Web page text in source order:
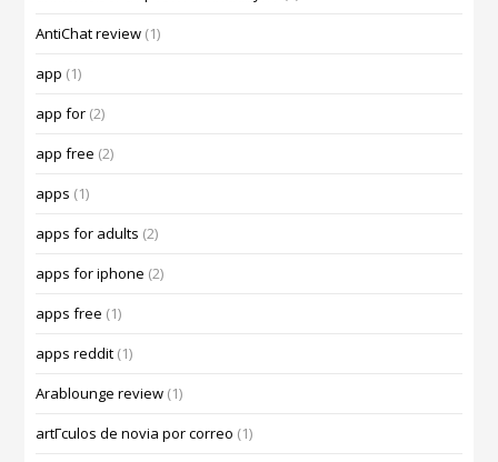
AntiChat review (1)
app (1)
app for (2)
app free (2)
apps (1)
apps for adults (2)
apps for iphone (2)
apps free (1)
apps reddit (1)
Arablounge review (1)
artГ­culos de novia por correo (1)